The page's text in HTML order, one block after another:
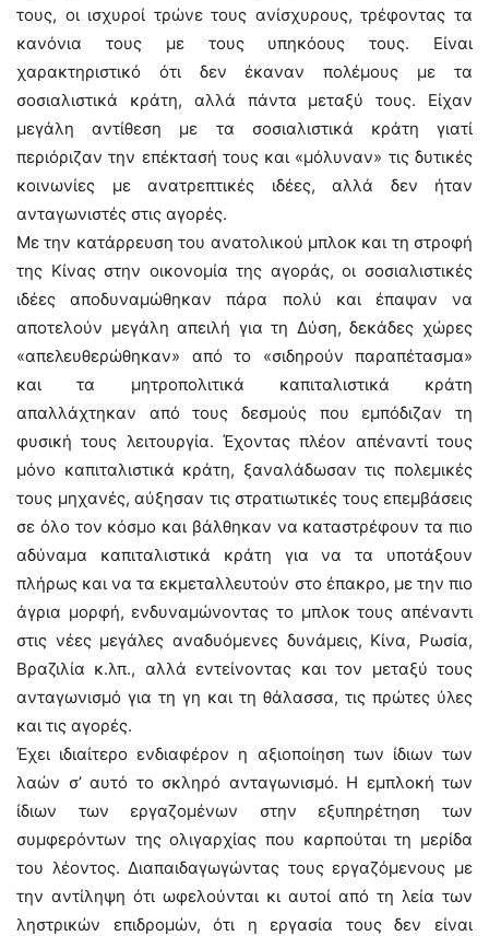
τους, οι ισχυροί τρώνε τους ανίσχυρους, τρέφοντας τα
κανόνια τους με τους υπηκόους τους. Είναι
χαρακτηριστικό ότι δεν έκαναν πολέμους με τα
σοσιαλιστικά κράτη, αλλά πάντα μεταξύ τους. Είχαν
μεγάλη αντίθεση με τα σοσιαλιστικά κράτη γιατί
περιόριζαν την επέκτασή τους και «μόλυναν» τις δυτικές
κοινωνίες με ανατρεπτικές ιδέες, αλλά δεν ήταν
ανταγωνιστές στις αγορές.
Με την κατάρρευση του ανατολικού μπλοκ και τη στροφή
της Κίνας στην οικονομία της αγοράς, οι σοσιαλιστικές
ιδέες αποδυναμώθηκαν πάρα πολύ και έπαψαν να
αποτελούν μεγάλη απειλή για τη Δύση, δεκάδες χώρες
«απελευθερώθηκαν» από το «σιδηρούν παραπέτασμα»
και τα μητροπολιτικά καπιταλιστικά κράτη
απαλλάχτηκαν από τους δεσμούς που εμπόδιζαν τη
φυσική τους λειτουργία. Έχοντας πλέον απέναντί τους
μόνο καπιταλιστικά κράτη, ξαναλάδωσαν τις πολεμικές
τους μηχανές, αύξησαν τις στρατιωτικές τους επεμβάσεις
σε όλο τον κόσμο και βάλθηκαν να καταστρέφουν τα πιο
αδύναμα καπιταλιστικά κράτη για να τα υποτάξουν
πλήρως και να τα εκμεταλλευτούν στο έπακρο, με την πιο
άγρια μορφή, ενδυναμώνοντας το μπλοκ τους απέναντι
στις νέες μεγάλες αναδυόμενες δυνάμεις, Κίνα, Ρωσία,
Βραζιλία κ.λπ., αλλά εντείνοντας και τον μεταξύ τους
ανταγωνισμό για τη γη και τη θάλασσα, τις πρώτες ύλες
και τις αγορές.
Έχει ιδιαίτερο ενδιαφέρον η αξιοποίηση των ίδιων των
λαών σ’ αυτό το σκληρό ανταγωνισμό. Η εμπλοκή των
ίδιων των εργαζομένων στην εξυπηρέτηση των
συμφερόντων της ολιγαρχίας που καρπούται τη μερίδα
του λέοντος. Διαπαιδαγωγώντας τους εργαζόμενους με
την αντίληψη ότι ωφελούνται κι αυτοί από τη λεία των
ληστρικών επιδρομών, ότι η εργασία τους δεν είναι